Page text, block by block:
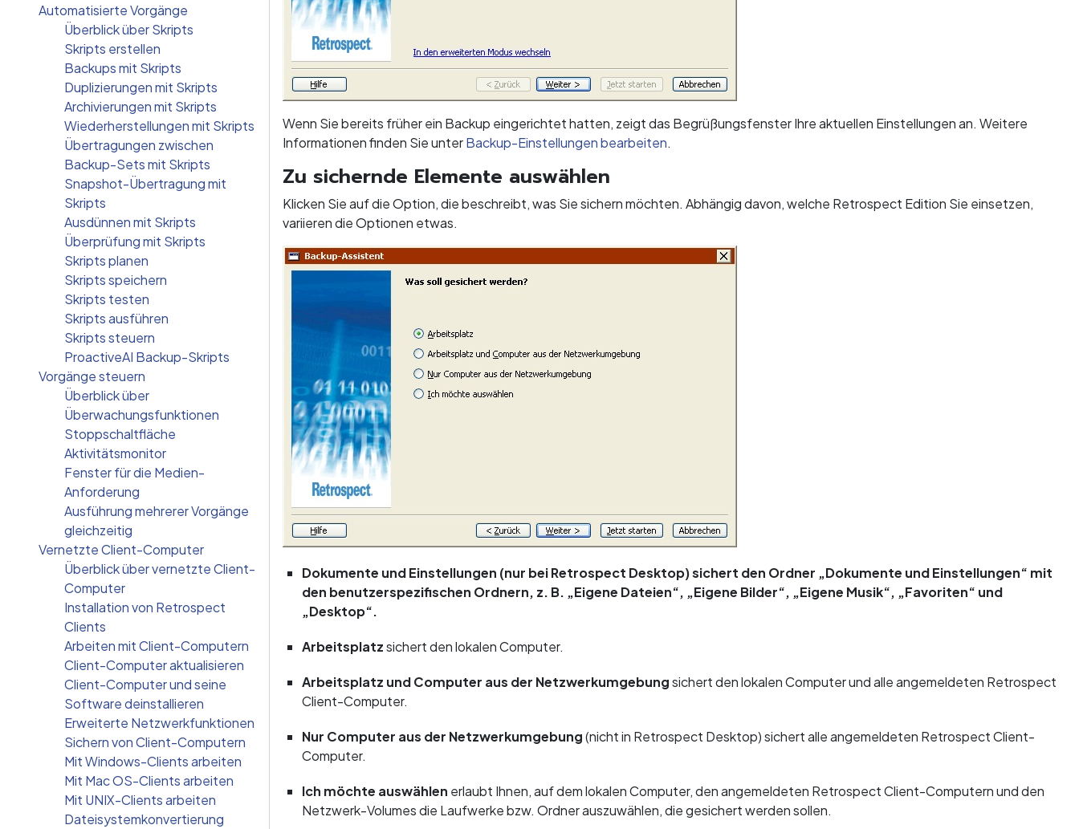
Automatisierte Vorgänge
Überblick über Skripts
Skripts erstellen
Backups mit Skripts
Duplizierungen mit Skripts
Archivierungen mit Skripts
Wiederherstellungen mit Skripts
Übertragungen zwischen
Backup-Sets mit Skripts
Snapshot-Übertragung mit
Skripts
Ausdünnen mit Skripts
Überprüfung mit Skripts
Skripts planen
Skripts speichern
Skripts testen
Skripts ausführen
Skripts steuern
ProactiveAI Backup-Skripts
Vorgänge steuern
Überblick über
Überwachungsfunktionen
Stoppschaltfläche
Aktivitätsmonitor
Fenster für die Medien-
Anforderung
Ausführung mehrerer Vorgänge
gleichzeitig
Vernetzte Client-Computer
Überblick über vernetzte Client-
Computer
Installation von Retrospect
Clients
Arbeiten mit Client-Computern
Client-Computer aktualisieren
Client-Computer und seine
Software deinstallieren
Erweiterte Netzwerkfunktionen
Sichern von Client-Computern
Mit Windows-Clients arbeiten
Mit Mac OS-Clients arbeiten
Mit UNIX-Clients arbeiten
Dateisystemkonvertierung
Wenn Sie bereits früher ein Backup eingerichtet hatten, zeigt das Begrüßungsfenster Ihre aktuellen Einstellungen an. Weitere
Informationen finden Sie unterBackup-Einstellungen bearbeiten.
Zu sichernde Elemente auswählen
Klicken Sie auf die Option, die beschreibt, was Sie sichern möchten. Abhängig davon, welche Retrospect Edition Sie einsetzen,
variieren die Optionen etwas.
Dokumente und Einstellungen (nur bei Retrospect Desktop) sichert den Ordner „Dokumente und Einstellungen“ mit
den benutzerspezifischen Ordnern, z. B. „Eigene Dateien“, „Eigene Bilder“, „Eigene Musik“, „Favoriten“ und
„Desktop“.
Arbeitsplatzsichert den lokalen Computer.
Arbeitsplatz und Computer aus der Netzwerkumgebungsichert den lokalen Computer und alle angemeldeten Retrospect
Client-Computer.
Nur Computer aus der Netzwerkumgebung(nicht in Retrospect Desktop) sichert alle angemeldeten Retrospect Client-
Computer.
Ich möchte auswählen erlaubt Ihnen, auf dem lokalen Computer, den angemeldeten Retrospect Client-Computern und den
Netzwerk-Volumes die Laufwerke bzw. Ordner auszuwählen, die gesichert werden sollen.